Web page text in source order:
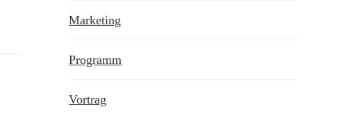
Marketing
Programm
Vortrag